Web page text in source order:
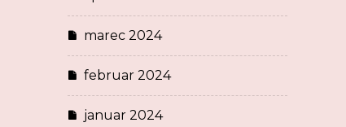
marec 2024
februar 2024
januar 2024